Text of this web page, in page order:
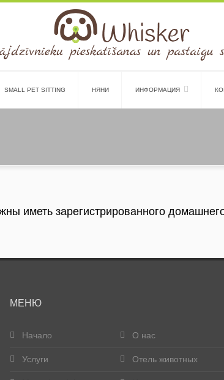
SMALL PET SITTING НЯНИ ИНФОРМАЦИЯ
иметь зарегистрированного
МЕНЮ
Начало О нас
Услуги Отель животных